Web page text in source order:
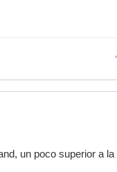
un poco superior a la